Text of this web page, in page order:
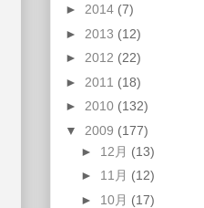
► 2014 (7)
► 2013 (12)
► 2012 (22)
► 2011 (18)
► 2010 (132)
▼ 2009 (177)
► 12月 (13)
► 11月 (12)
► 10月 (17)